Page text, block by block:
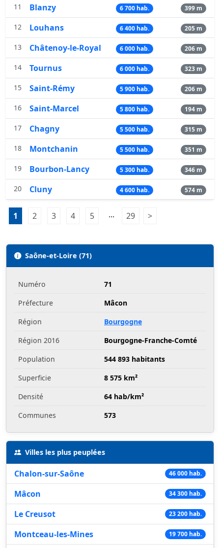
11 Blanzy 6 700 hab. 399 m
12 Louhans 6 400 hab. 205 m
13 Châtenoy-le-Royal 6 000 hab. 206 m
14 Tournus 6 000 hab. 323 m
15 Saint-Rémy 5 900 hab. 206 m
16 Saint-Marcel 5 800 hab. 194 m
17 Chagny 5 500 hab. 315 m
18 Montchanin 5 500 hab. 351 m
19 Bourbon-Lancy 5 300 hab. 346 m
20 Cluny 4 600 hab. 574 m
Pagination:
1 Page 1
2 Page 2
3 Page 3
4 Page 4
5 Page 5
... 29 Page 29
>
Saône-et-Loire (71)
Numéro
71
Préfecture
Mâcon
Région
Bourgogne
Région 2016
Bourgogne-Franche-Comté
Population
544 893 habitants
Superficie
8 575 km²
Densité
64 hab/km²
Communes
573
Villes les plus peuplées
Chalon-sur-Saône 46 000 hab.
Mâcon 34 300 hab.
Le Creusot 23 200 hab.
Montceau-les-Mines 19 700 hab.